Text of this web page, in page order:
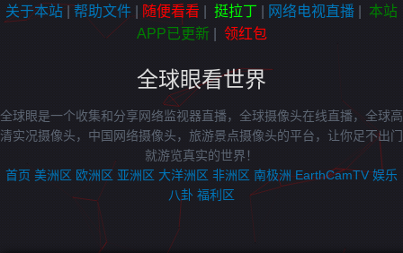
关于本站 帮助文件 随便看看 挺拉丁 网络电视直播
本站
APP已更新| 领红包
全球眼看世界
全球眼是一个收集和分享网络监视器直播，全球摄像头在线直播，全球高
清实况摄像头，中国网络摄像头，旅游景点摄像头的平台，让你足不出门
就游览真实的世界！
首页 美洲区 欧洲区 亚洲区 大洋洲区 非洲区 南极洲 EarthCamTV 娱乐
八卦 福利区